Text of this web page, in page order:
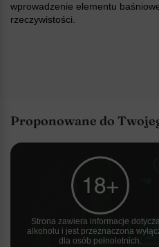
wprowadzenie elementu
rzeczywistości.
Proponowane do
Strona zawiera informacje
alkoholu i jest przeznaczona
dla osób pełnoletnich.